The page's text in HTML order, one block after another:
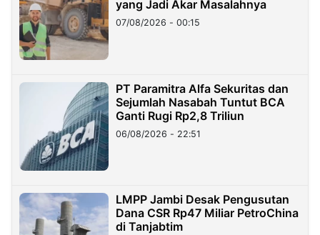
yang Jadi Akar Masalahnya
07/08/2026 - 00:15
PT Paramitra Alfa Sekuritas dan
Sejumlah Nasabah Tuntut BCA
Ganti Rugi Rp2,8 Triliun
06/08/2026 - 22:51
LMPP Jambi Desak Pengusutan
Dana CSR Rp47 Miliar PetroChina
di Tanjabtim